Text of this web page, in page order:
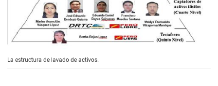
La estructura de lavado de activos.